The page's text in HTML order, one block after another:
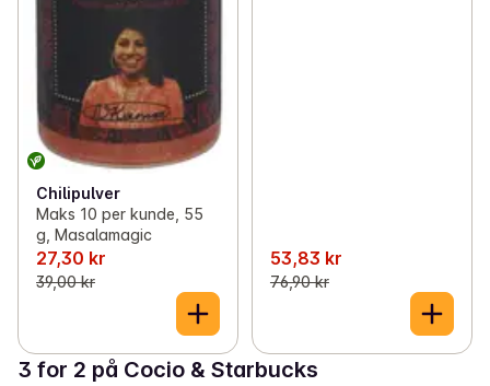
Chilipulver
Maks 10 per kunde, 55
g, Masalamagic
27,30 kr
39,00 kr
53,83 kr
76,90 kr
3 for 2 på Cocio & Starbucks